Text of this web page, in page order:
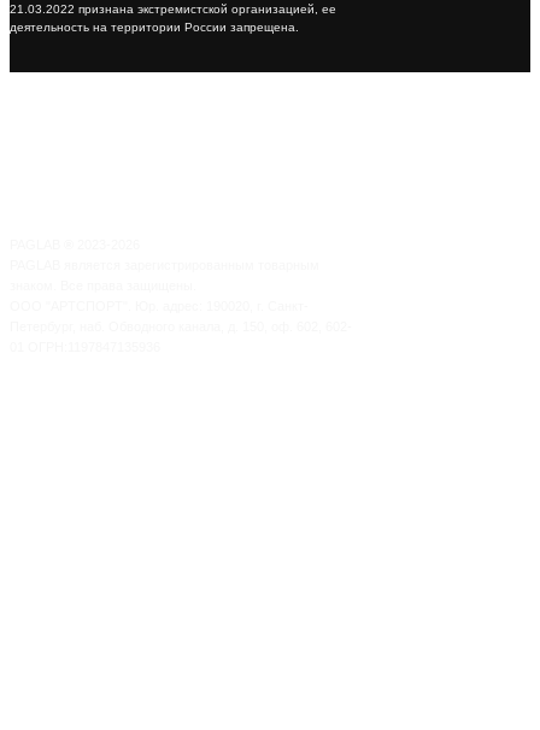
21.03.2022 признана экстремистской организацией, ее
деятельность на территории России запрещена.